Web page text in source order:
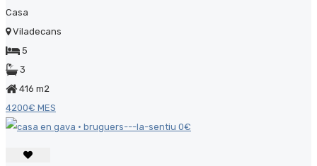
Casa
Viladecans
5
3
416 m2
4200€ MES